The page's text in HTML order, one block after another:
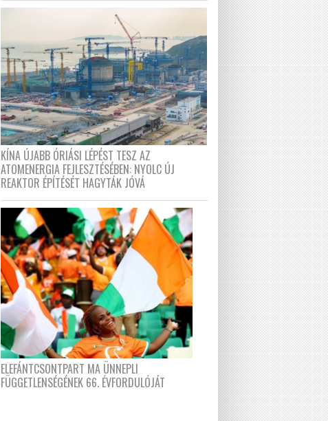
KÍNA ÚJABB ÓRIÁSI LÉPÉST TESZ AZ
ATOMENERGIA FEJLESZTÉSÉBEN: NYOLC ÚJ
REAKTOR ÉPÍTÉSÉT HAGYTÁK JÓVÁ
ELEFÁNTCSONTPART MA ÜNNEPLI
FÜGGETLENSÉGÉNEK 66. ÉVFORDULÓJÁT